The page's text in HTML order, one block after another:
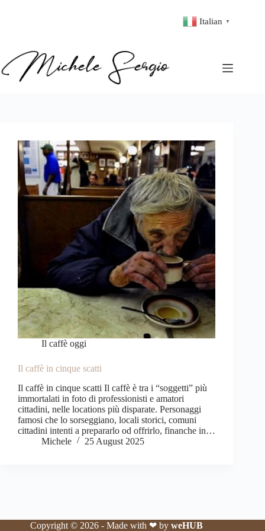
Italian ▼
Il caffè oggi
Il caffè in cinque scatti
Il caffè in cinque scatti Il caffè è tra i “soggetti” più
immortalati in foto di professionisti e amatori
cittadini, nelle locations più disparate. Personaggi
famosi che lo sorseggiano, locali storici, comuni
cittadini intenti a prepararlo od offrirlo, finanche in…
Michele
25 August 2025
Copyright © 2026 - Made with ❤ byweHUB